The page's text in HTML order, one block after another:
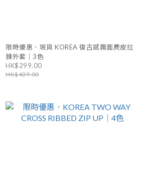
限時優惠．現貨 KOREA 復古感霧面麂皮拉
鍊外套｜3色
HK$299.00
HK$439.00